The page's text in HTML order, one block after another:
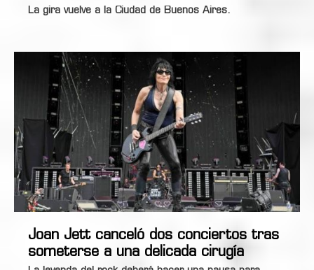
La gira vuelve a la Ciudad de Buenos Aires.
Joan Jett canceló dos conciertos tras
someterse a una delicada cirugía